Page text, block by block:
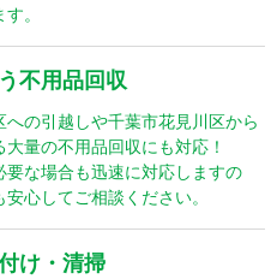
。
不用品回収
への引越しや千葉市花見川区から
量の不用品回収にも対応！
要な場合も迅速に対応しますの
心してご相談ください。
け・清掃